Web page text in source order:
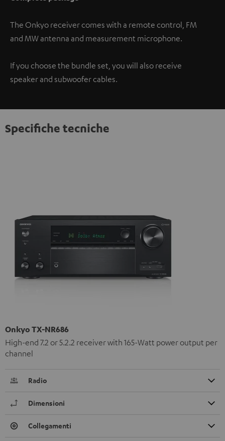
The Onkyo receiver comes with a remote control, FM
and MW antenna and measurement microphone.
If you choose the bundle set, you will also receive
speaker and subwoofer cables.
Specifiche tecniche
Onkyo TX-NR686
High-end 7.2 or 5.2.2 receiver with 165-Watt power output per
channel
Radio
Dimensioni
Collegamenti